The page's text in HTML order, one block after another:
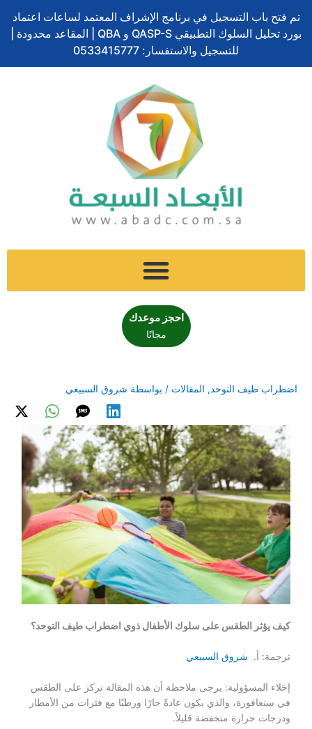
إلى
المحتوى
تم فتح باب التسجيل في برنامج الإشراف المعتمد لساعات اعتماد
بورد تحليل السلوك التطبيقي QASP-S و QBA | المقاعد محدودة |
للتسجيل والاستفسار: 0533415777
احجز موعدك
مجانًا
اضطراب طيف التوحد, المقالات / بواسطة شروق السبيعي
كيف يؤثر الطقس على سلوك الأطفال ذوي اضطراب طيف التوحد؟
ترجمة: أ. شروق السبيعي
إخلاء المسؤولية: يرجى ملاحظة أن هذه المقالة تركز على الطقس
في سنغافورة، والذي يكون عادةً حارًا ورطبًا مع فترات من الأمطار
ودرجات حرارة منخفضة قليلاً.
ح
ي
س
ي
ن
ك
و
ي
ن
س
ت
ن